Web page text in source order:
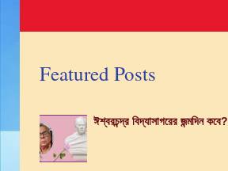
Featured Posts
ঈশ্বরচন্দ্র বিদ্যাসাগরের জন্মদিন কবে?